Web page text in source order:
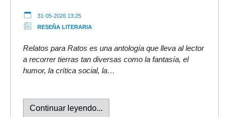
31-05-2026 13:25
RESEÑA LITERARIA
Relatos para Ratos es una antología que lleva al lector
a recorrer tierras tan diversas como la fantasía, el
humor, la crítica social, la…
Continuar leyendo...